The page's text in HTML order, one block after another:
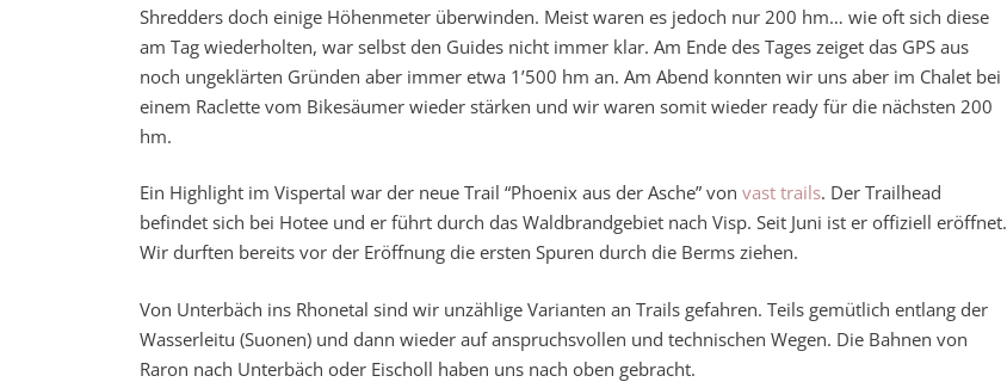
Shredders doch einige Höhenmeter überwinden. Meist waren es jedoch nur 200 hm… wie oft sich diese
am Tag wiederholten, war selbst den Guides nicht immer klar. Am Ende des Tages zeiget das GPS aus
noch ungeklärten Gründen aber immer etwa 1’500 hm an. Am Abend konnten wir uns aber im Chalet bei
einem Raclette vom Bikesäumer wieder stärken und wir waren somit wieder ready für die nächsten 200
hm.
Ein Highlight im Vispertal war der neue Trail “Phoenix aus der Asche” von vast trails. Der Trailhead
befindet sich bei Hotee und er führt durch das Waldbrandgebiet nach Visp. Seit Juni ist er offiziell eröffnet.
Wir durften bereits vor der Eröffnung die ersten Spuren durch die Berms ziehen.
Von Unterbäch ins Rhonetal sind wir unzählige Varianten an Trails gefahren. Teils gemütlich entlang der
Wasserleitu (Suonen) und dann wieder auf anspruchsvollen und technischen Wegen. Die Bahnen von
Raron nach Unterbäch oder Eischoll haben uns nach oben gebracht.